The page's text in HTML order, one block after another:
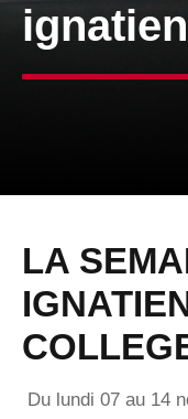
LA
Du lundi 07 au 14